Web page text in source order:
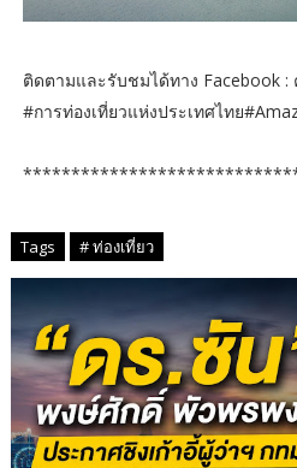
ติดตามและรับชมได้ทาง Facebook :
#การท่องเที่ยวแห่งประเทศไทย
Tags # ท่องเที่ยว